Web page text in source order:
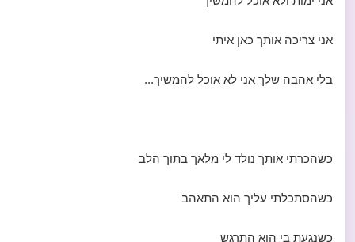
אני צריכה אותך כאן איתי
בלי אהבה שלך אני לא אוכל להמשיך...
כשהכרתי אותך נולד לי מלאך בתוך הלב
כשהסתכלתי עליך הוא התאהב
כשנגעת בי הוא התרגש